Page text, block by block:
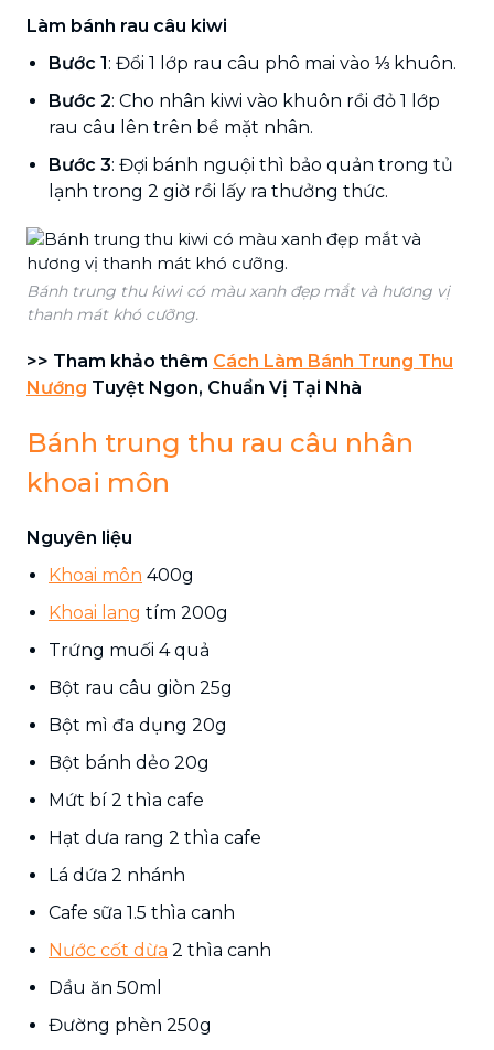
Làm bánh rau câu kiwi
Bước 1: Đổi 1 lớp rau câu phô mai vào ⅓ khuôn.
Bước 2: Cho nhân kiwi vào khuôn rồi đỏ 1 lớp
rau câu lên trên bề mặt nhân.
Bước 3: Đợi bánh nguội thì bảo quản trong tủ
lạnh trong 2 giờ rồi lấy ra thưởng thức.
Bánh trung thu kiwi có màu xanh đẹp mắt và hương vị
thanh mát khó cưỡng.
>> Tham khảo thêm Cách Làm Bánh Trung Thu
Nướng Tuyệt Ngon, Chuẩn Vị Tại Nhà
Bánh trung thu rau câu nhân
khoai môn
Nguyên liệu
Khoai môn 400g
Khoai lang tím 200g
Trứng muối 4 quả
Bột rau câu giòn 25g
Bột mì đa dụng 20g
Bột bánh dẻo 20g
Mứt bí 2 thìa cafe
Hạt dưa rang 2 thìa cafe
Lá dứa 2 nhánh
Cafe sữa 1.5 thìa canh
Nước cốt dừa 2 thìa canh
Dầu ăn 50ml
Đường phèn 250g